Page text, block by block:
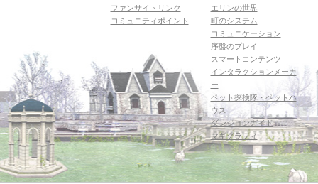
ファンサイトリンク
コミュニティポイント
エリンの世界
町のシステム
コミュニケーション
序盤のプレイ
スマートコンテンツ
インタラクションメーカ
ー
ペット探検隊・ペットハ
ウス
ダンジョンガイド
マギグラフィ